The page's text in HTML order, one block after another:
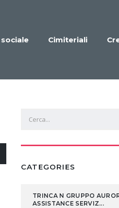
Cimiteriali
CATEGORIES
TRINCA N GRUPPO
ASSISTANCE SERVIZ...